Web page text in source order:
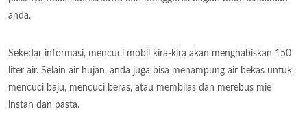
anda.
Sekedar informasi, mencuci mobil kira-kira akan menghabiskan 150
liter air. Selain air hujan, anda juga bisa menampung air bekas untuk
mencuci baju, mencuci beras, atau membilas dan merebus mie
instan dan pasta.